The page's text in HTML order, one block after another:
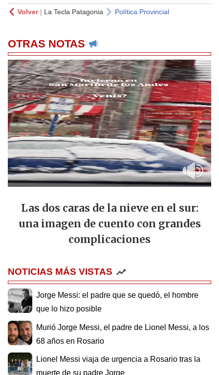
Volver| La Tecla Patagonia Política Provincial
OTRAS NOTAS
Las dos caras de la nieve en el sur:
una imagen de cuento con grandes
complicaciones
NOTICIAS MÁS VISTAS
Jorge Messi: el padre que se quedó, el hombre
que lo hizo posible
Murió Jorge Messi, el padre de Lionel Messi, a los
68 años en Rosario
Lionel Messi viaja de urgencia a Rosario tras la
muerte de su padre Jorge